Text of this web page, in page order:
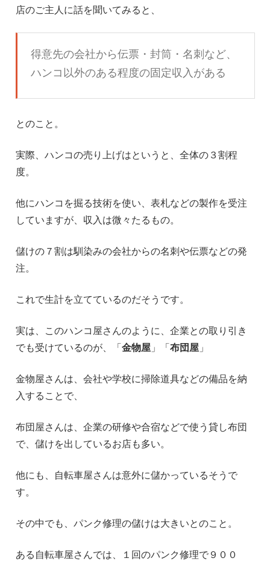
店のご主人に話を聞いてみると、
得意先の会社から伝票・封筒・名刺など、
ハンコ以外のある程度の固定収入がある
とのこと。
実際、ハンコの売り上げはというと、全体の３割程
度。
他にハンコを掘る技術を使い、表札などの製作を受注
していますが、収入は微々たるもの。
儲けの７割は馴染みの会社からの名刺や伝票などの発
注。
これで生計を立てているのだそうです。
実は、このハンコ屋さんのように、企業との取り引き
でも受けているのが、「金物屋」「布団屋」
金物屋さんは、会社や学校に掃除道具などの備品を納
入することで、
布団屋さんは、企業の研修や合宿などで使う貸し布団
で、儲けを出しているお店も多い。
他にも、自転車屋さんは意外に儲かっているそうで
す。
その中でも、パンク修理の儲けは大きいとのこと。
ある自転車屋さんでは、１回のパンク修理で９００